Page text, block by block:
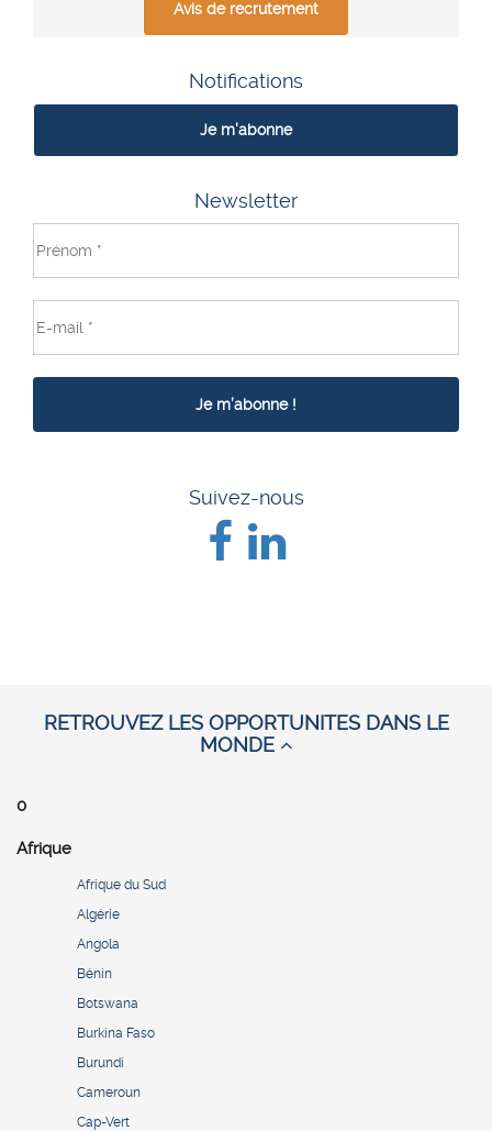
Avis de recrutement
Notifications
Je m'abonne
Newsletter
Suivez-nous
RETROUVEZ LES OPPORTUNITES DANS LE
MONDE
0
Afrique
Afrique du Sud
Algérie
Angola
Bénin
Botswana
Burkina Faso
Burundi
Cameroun
Cap-Vert